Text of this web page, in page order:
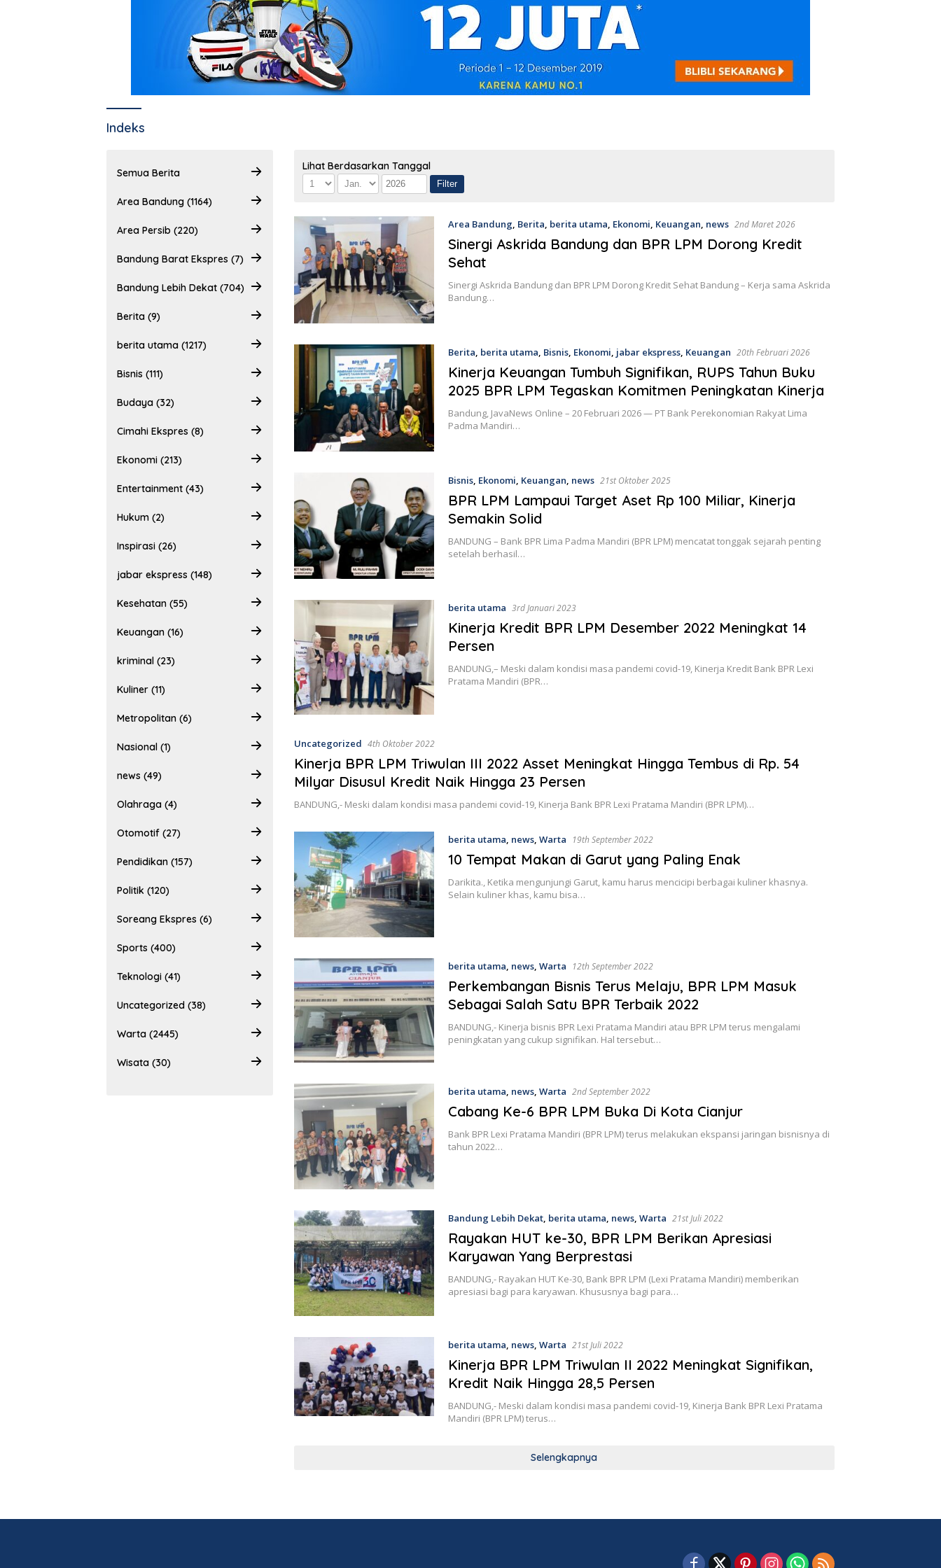
Indeks
Semua Berita
Area Bandung (1164)
Area Persib (220)
Bandung Barat Ekspres (7)
Bandung Lebih Dekat (704)
Berita (9)
berita utama (1217)
Bisnis (111)
Budaya (32)
Cimahi Ekspres (8)
Ekonomi (213)
Entertainment (43)
Hukum (2)
Inspirasi (26)
jabar ekspress (148)
Kesehatan (55)
Keuangan (16)
kriminal (23)
Kuliner (11)
Metropolitan (6)
Nasional (1)
news (49)
Olahraga (4)
Otomotif (27)
Pendidikan (157)
Politik (120)
Soreang Ekspres (6)
Sports (400)
Teknologi (41)
Uncategorized (38)
Warta (2445)
Wisata (30)
Lihat Berdasarkan Tanggal
Area Bandung, Berita, berita utama, Ekonomi, Keuangan, news 2nd Maret 2026
Sinergi Askrida Bandung dan BPR LPM Dorong Kredit
Sehat
Sinergi Askrida Bandung dan BPR LPM Dorong Kredit Sehat Bandung – Kerja sama Askrida
Bandung…
Berita, berita utama, Bisnis, Ekonomi, jabar ekspress, Keuangan 20th Februari 2026
Kinerja Keuangan Tumbuh Signifikan, RUPS Tahun Buku
2025 BPR LPM Tegaskan Komitmen Peningkatan Kinerja
Bandung, JavaNews Online – 20 Februari 2026 — PT Bank Perekonomian Rakyat Lima
Padma Mandiri…
Bisnis Ekonomi Keuangan news 21st Oktober 2025
BPR LPM Lampaui Target Aset Rp 100 Miliar, Kinerja
Semakin Solid
BANDUNG – Bank BPR Lima Padma Mandiri (BPR LPM) mencatat tonggak sejarah penting
setelah berhasil…
berita utama 3rd Januari 2023
Kinerja Kredit BPR LPM Desember 2022 Meningkat 14
Persen
BANDUNG,– Meski dalam kondisi masa pandemi covid-19, Kinerja Kredit Bank BPR Lexi
Pratama Mandiri (BPR…
Uncategorized 4th Oktober 2022
Kinerja BPR LPM Triwulan III 2022 Asset Meningkat Hingga Tembus di Rp. 54
Milyar Disusul Kredit Naik Hingga 23 Persen
BANDUNG,- Meski dalam kondisi masa pandemi covid-19, Kinerja Bank BPR Lexi Pratama Mandiri (BPR LPM)…
berita utama, news,Warta 19th September 2022
10 Tempat Makan di Garut yang Paling Enak
Darikita., Ketika mengunjungi Garut, kamu harus mencicipi berbagai kuliner khasnya.
Selain kuliner khas, kamu bisa…
berita utama, news,Warta 12th September 2022
Perkembangan Bisnis Terus Melaju, BPR LPM Masuk
Sebagai Salah Satu BPR Terbaik 2022
BANDUNG,- Kinerja bisnis BPR Lexi Pratama Mandiri atau BPR LPM terus mengalami
peningkatan yang cukup signifikan. Hal tersebut…
berita utama, news,Warta 2nd September 2022
Cabang Ke-6 BPR LPM Buka Di Kota Cianjur
Bank BPR Lexi Pratama Mandiri (BPR LPM) terus melakukan ekspansi jaringan bisnisnya di
tahun 2022…
Bandung Lebih Dekat, berita utama, news,Warta 21st Juli 2022
Rayakan HUT ke-30, BPR LPM Berikan Apresiasi
Karyawan Yang Berprestasi
BANDUNG,- Rayakan HUT Ke-30, Bank BPR LPM (Lexi Pratama Mandiri) memberikan
apresiasi bagi para karyawan. Khususnya bagi para…
berita utama, news,Warta 21st Juli 2022
Kinerja BPR LPM Triwulan II 2022 Meningkat Signifikan,
Kredit Naik Hingga 28,5 Persen
BANDUNG,- Meski dalam kondisi masa pandemi covid-19, Kinerja Bank BPR Lexi Pratama
Mandiri (BPR LPM) terus…
Selengkapnya